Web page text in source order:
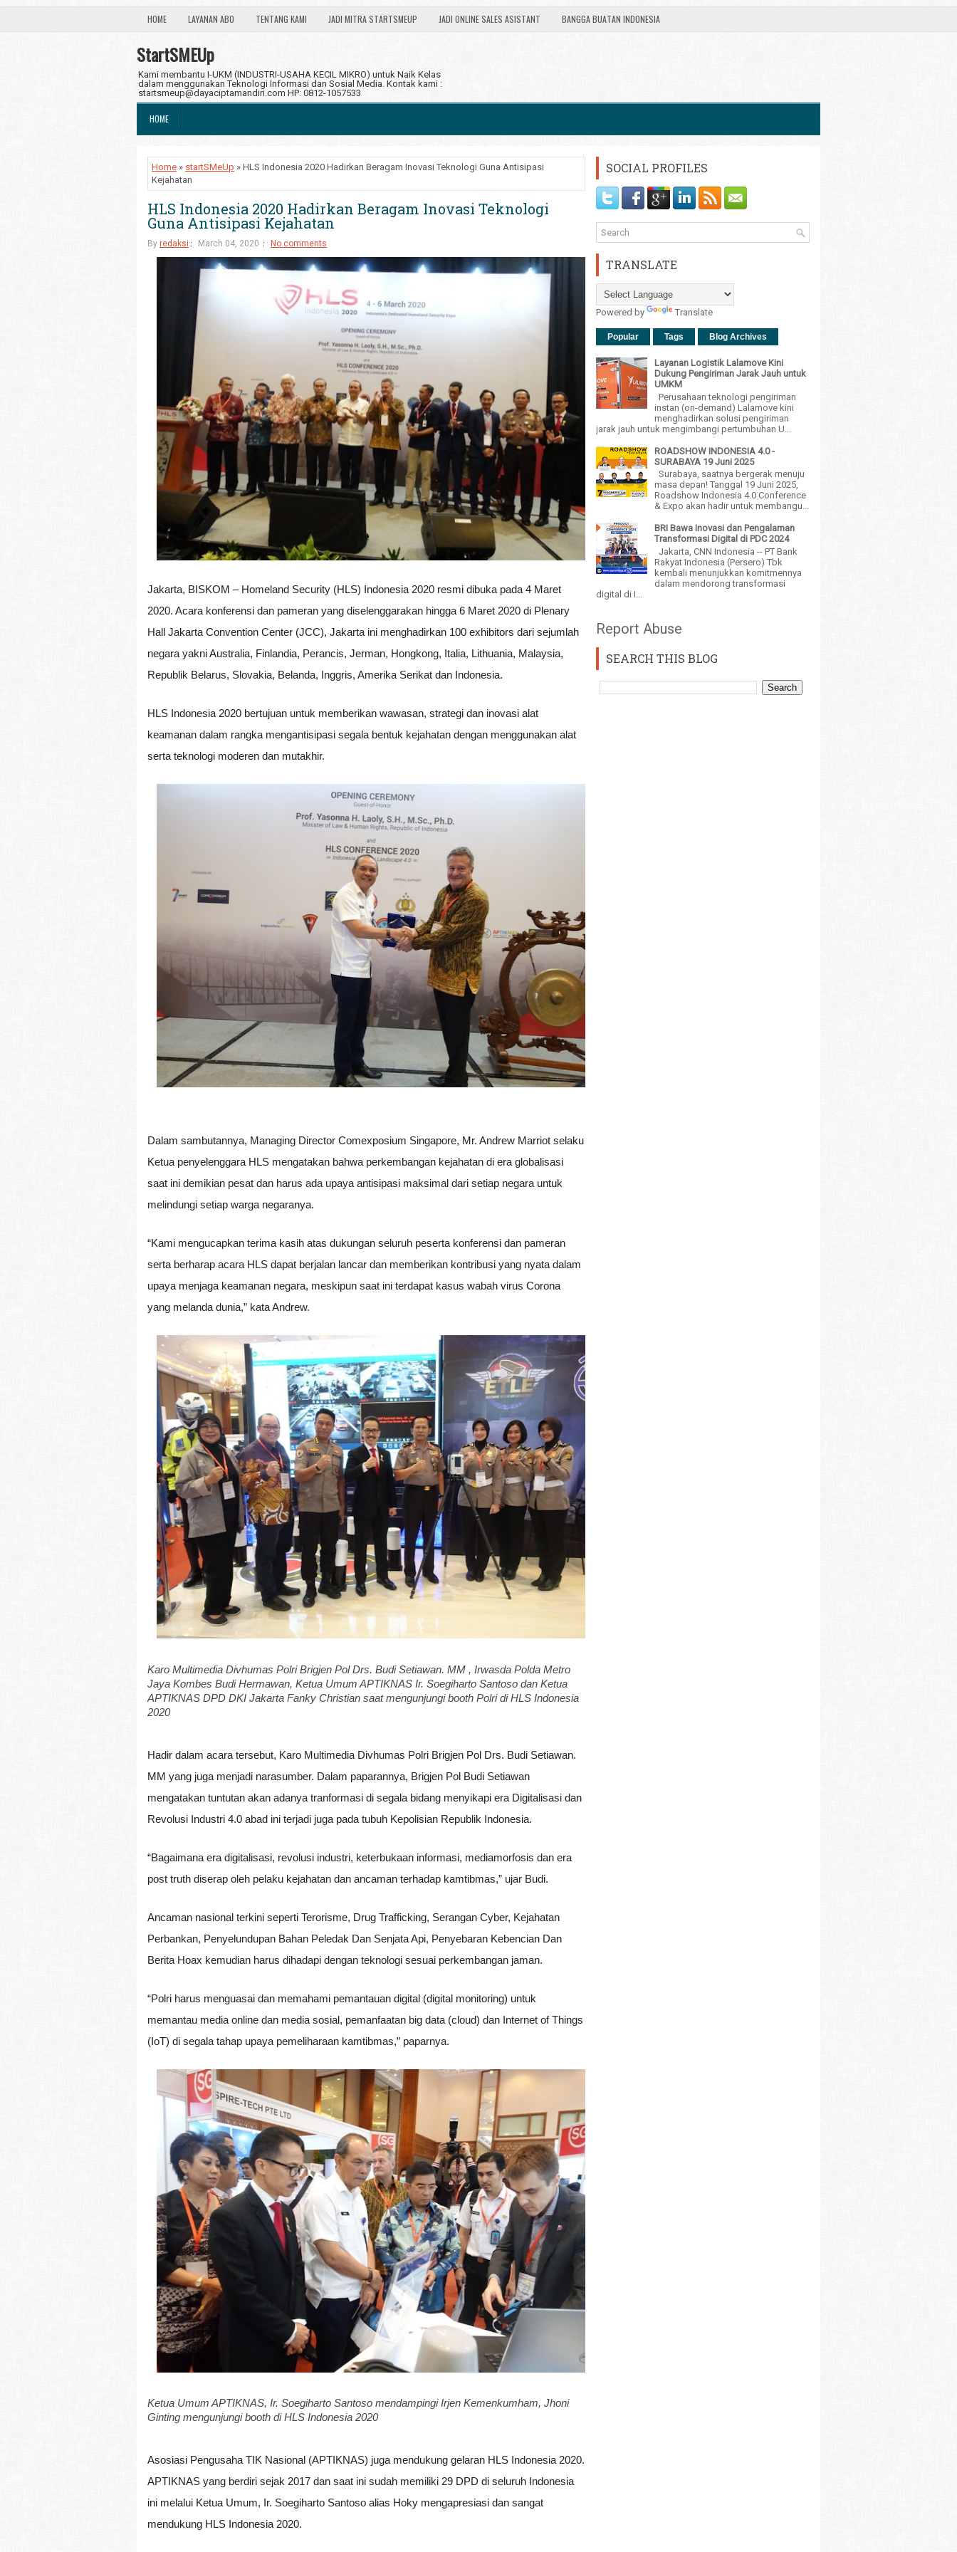
HOME LAYANAN ABO TENTANG KAMI JADI MITRA STARTSMEUP JADI ONLINE SALES ASISTANT BANGGA BUATAN INDONESIA
StartSMEUp
Kami membantu I-UKM (INDUSTRI-USAHA KECIL MIKRO) untuk Naik Kelas
dalam menggunakan Teknologi Informasi dan Sosial Media. Kontak kami :
startsmeup@dayaciptamandiri.com HP: 0812-1057533
HOME
Home » startSMeUp » HLS Indonesia 2020 Hadirkan Beragam Inovasi Teknologi Guna Antisipasi
Kejahatan
HLS Indonesia 2020 Hadirkan Beragam Inovasi Teknologi
Guna Antisipasi Kejahatan
By redaksi March 04, 2020 No comments
Jakarta, BISKOM – Homeland Security (HLS) Indonesia 2020 resmi dibuka pada 4 Maret
2020. Acara konferensi dan pameran yang diselenggarakan hingga 6 Maret 2020 di Plenary
Hall Jakarta Convention Center (JCC), Jakarta ini menghadirkan 100 exhibitors dari sejumlah
negara yakni Australia, Finlandia, Perancis, Jerman, Hongkong, Italia, Lithuania, Malaysia,
Republik Belarus, Slovakia, Belanda, Inggris, Amerika Serikat dan Indonesia.
HLS Indonesia 2020 bertujuan untuk memberikan wawasan, strategi dan inovasi alat
keamanan dalam rangka mengantisipasi segala bentuk kejahatan dengan menggunakan alat
serta teknologi moderen dan mutakhir.
Dalam sambutannya, Managing Director Comexposium Singapore, Mr. Andrew Marriot selaku
Ketua penyelenggara HLS mengatakan bahwa perkembangan kejahatan di era globalisasi
saat ini demikian pesat dan harus ada upaya antisipasi maksimal dari setiap negara untuk
melindungi setiap warga negaranya.
“Kami mengucapkan terima kasih atas dukungan seluruh peserta konferensi dan pameran
serta berharap acara HLS dapat berjalan lancar dan memberikan kontribusi yang nyata dalam
upaya menjaga keamanan negara, meskipun saat ini terdapat kasus wabah virus Corona
yang melanda dunia,” kata Andrew.
Karo Multimedia Divhumas Polri Brigjen Pol Drs. Budi Setiawan. MM , Irwasda Polda Metro
Jaya Kombes Budi Hermawan, Ketua Umum APTIKNAS Ir. Soegiharto Santoso dan Ketua
APTIKNAS DPD DKI Jakarta Fanky Christian saat mengunjungi booth Polri di HLS Indonesia
2020
Hadir dalam acara tersebut, Karo Multimedia Divhumas Polri Brigjen Pol Drs. Budi Setiawan.
MM yang juga menjadi narasumber. Dalam paparannya, Brigjen Pol Budi Setiawan
mengatakan tuntutan akan adanya tranformasi di segala bidang menyikapi era Digitalisasi dan
Revolusi Industri 4.0 abad ini terjadi juga pada tubuh Kepolisian Republik Indonesia.
“Bagaimana era digitalisasi, revolusi industri, keterbukaan informasi, mediamorfosis dan era
post truth diserap oleh pelaku kejahatan dan ancaman terhadap kamtibmas,” ujar Budi.
Ancaman nasional terkini seperti Terorisme, Drug Trafficking, Serangan Cyber, Kejahatan
Perbankan, Penyelundupan Bahan Peledak Dan Senjata Api, Penyebaran Kebencian Dan
Berita Hoax kemudian harus dihadapi dengan teknologi sesuai perkembangan jaman.
“Polri harus menguasai dan memahami pemantauan digital (digital monitoring) untuk
memantau media online dan media sosial, pemanfaatan big data (cloud) dan Internet of Things
(IoT) di segala tahap upaya pemeliharaan kamtibmas,” paparnya.
Ketua Umum APTIKNAS, Ir. Soegiharto Santoso mendampingi Irjen Kemenkumham, Jhoni
Ginting mengunjungi booth di HLS Indonesia 2020
Asosiasi Pengusaha TIK Nasional (APTIKNAS) juga mendukung gelaran HLS Indonesia 2020.
APTIKNAS yang berdiri sejak 2017 dan saat ini sudah memiliki 29 DPD di seluruh Indonesia
ini melalui Ketua Umum, Ir. Soegiharto Santoso alias Hoky mengapresiasi dan sangat
mendukung HLS Indonesia 2020.
SOCIAL PROFILES
TRANSLATE
Powered by Translate
Popular Tags Blog Archives
Layanan Logistik Lalamove Kini
Dukung Pengiriman Jarak Jauh untuk
UMKM
Perusahaan teknologi pengiriman
instan (on-demand) Lalamove kini
menghadirkan solusi pengiriman
jarak jauh untuk mengimbangi pertumbuhan U...
ROADSHOW INDONESIA 4.0 -
SURABAYA 19 Juni 2025
Surabaya, saatnya bergerak menuju
masa depan! Tanggal 19 Juni 2025,
Roadshow Indonesia 4.0 Conference
& Expo akan hadir untuk membangu...
BRI Bawa Inovasi dan Pengalaman
Transformasi Digital di PDC 2024
Jakarta, CNN Indonesia -- PT Bank
Rakyat Indonesia (Persero) Tbk
kembali menunjukkan komitmennya
dalam mendorong transformasi
digital di I...
Report Abuse
SEARCH THIS BLOG